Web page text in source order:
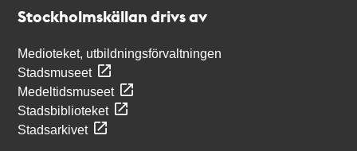
Stockholmskällan drivs av
Medioteket, utbildningsförvaltningen
Stadsmuseet
Medeltidsmuseet
Stadsbiblioteket
Stadsarkivet